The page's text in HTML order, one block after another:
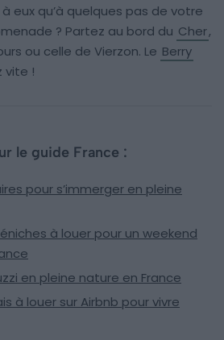
eux qu’à quelques pas de votre
? Partez au bord du Cher,
ou celle de Vierzon. Le Berry
vite !
le guide France :
pour s’immerger en pleine
à louer pour un weekend
en pleine nature en France
à louer sur Airbnb pour vivre